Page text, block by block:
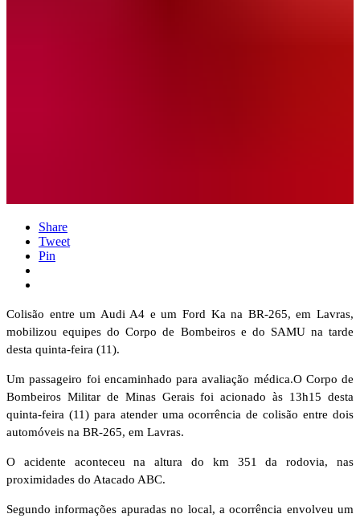
Share
Tweet
Pin
Colisão entre um Audi A4 e um Ford Ka na BR-265, em Lavras,
mobilizou equipes do Corpo de Bombeiros e do SAMU na tarde
desta quinta-feira (11).
Um passageiro foi encaminhado para avaliação médica.O Corpo de
Bombeiros Militar de Minas Gerais foi acionado às 13h15 desta
quinta-feira (11) para atender uma ocorrência de colisão entre dois
automóveis na BR-265, em Lavras.
O acidente aconteceu na altura do km 351 da rodovia, nas
proximidades do Atacado ABC.
Segundo informações apuradas no local, a ocorrência envolveu um